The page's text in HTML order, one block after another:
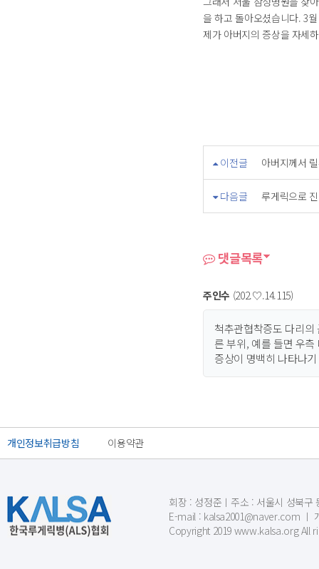
을 하고 돌아오셨습니다. 3
제가 아버지의 증상을 자세
이전글 아버지께서
다음글 루게릭으로
댓글목록
주인수 (202.♡.14.115)
척추관협착증도 다리
른 부위, 예를 들면 우
증상이 명백히 나타나
개인정보취급방침 이용약관
회장 : 성정준ㅣ주소 : 서울시 성북구
E-mail : kalsa2001@naver.com ㅣ
Copyright 2019 www.kalsa.org All